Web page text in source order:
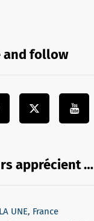
and follow
apprécient …
UNE, France